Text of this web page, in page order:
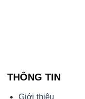
THÔNG TIN
Giới thiệu